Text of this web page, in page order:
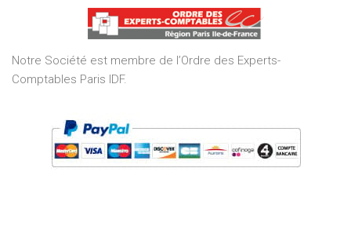
of
5
Notre Société est membre de l’Ordre des Experts-
Comptables Paris IDF.